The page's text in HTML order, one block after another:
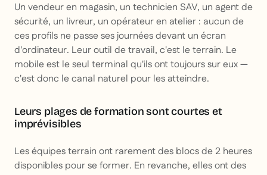
Un vendeur en magasin, un technicien SAV, un agent de
sécurité, un livreur, un opérateur en atelier : aucun de
ces profils ne passe ses journées devant un écran
d'ordinateur. Leur outil de travail, c'est le terrain. Le
mobile est le seul terminal qu'ils ont toujours sur eux —
c'est donc le canal naturel pour les atteindre.
Leurs plages de formation sont courtes et
imprévisibles
Les équipes terrain ont rarement des blocs de 2 heures
disponibles pour se former. En revanche, elles ont des